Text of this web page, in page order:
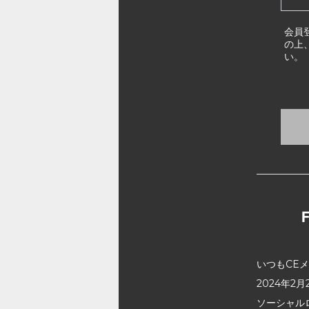
会員
の上
い。
いつもCE
2024年2月
ソーシャ